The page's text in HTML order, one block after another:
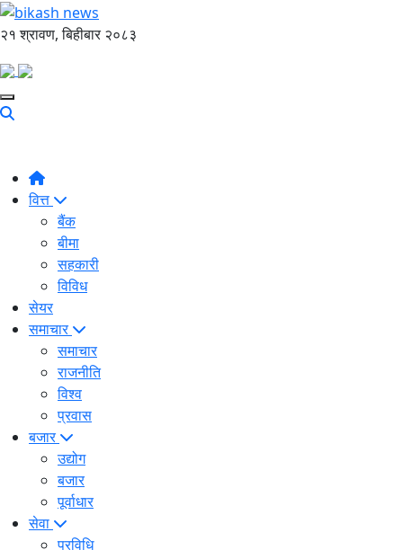
२१ श्रावण, बिहीबार २०८३
वित्त
बैंक
बीमा
सहकारी
विविध
सेयर
समाचार
समाचार
राजनीति
विश्व
प्रवास
बजार
उद्योग
बजार
पूर्वाधार
सेवा
प्रविधि